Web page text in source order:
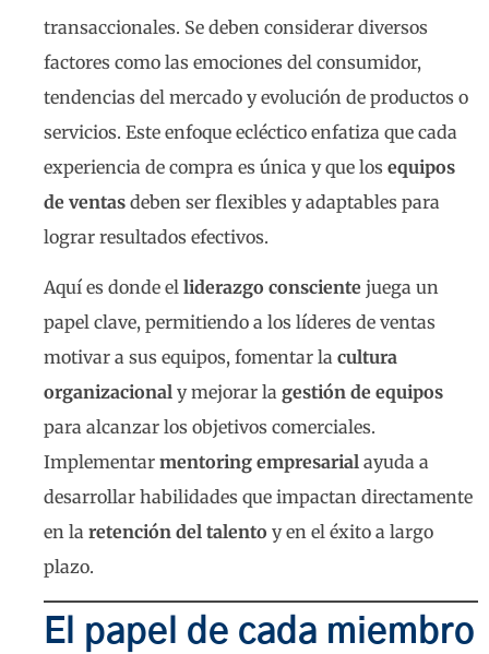
transaccionales. Se deben considerar diversos
factores como las emociones del consumidor,
tendencias del mercado y evolución de productos o
servicios. Este enfoque ecléctico enfatiza que cada
experiencia de compra es única y que los equipos
de ventas deben ser flexibles y adaptables para
lograr resultados efectivos.
Aquí es donde el liderazgo consciente juega un
papel clave, permitiendo a los líderes de ventas
motivar a sus equipos, fomentar la cultura
organizacional y mejorar la gestión de equipos
para alcanzar los objetivos comerciales.
Implementar mentoring empresarial ayuda a
desarrollar habilidades que impactan directamente
en la retención del talento y en el éxito a largo
plazo.
El papel de cada miembro